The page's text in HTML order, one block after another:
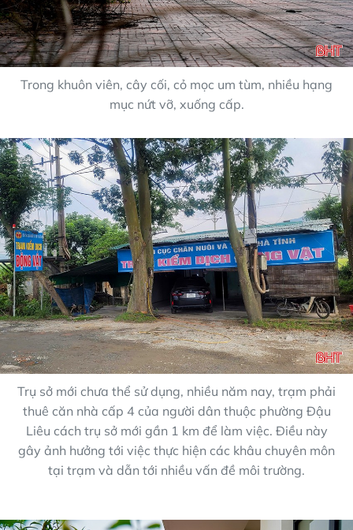
Trong khuôn viên, cây cối, cỏ mọc um tùm, nhiều hạng
mục nứt vỡ, xuống cấp.
Trụ sở mới chưa thể sử dụng, nhiều năm nay, trạm phải
thuê căn nhà cấp 4 của người dân thuộc phường Đậu
Liêu cách trụ sở mới gần 1 km để làm việc. Điều này
gây ảnh hưởng tới việc thực hiện các khâu chuyên môn
tại trạm và dẫn tới nhiều vấn đề môi trường.